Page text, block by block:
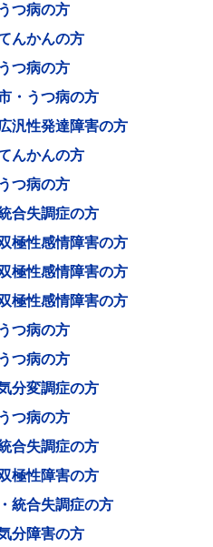
つ病の方
んかんの方
つ病の方
・うつ病の方
汎性発達障害の方
んかんの方
つ病の方
合失調症の方
極性感情障害の方
極性感情障害の方
極性感情障害の方
つ病の方
つ病の方
分変調症の方
つ病の方
合失調症の方
極性障害の方
統合失調症の方
分障害の方